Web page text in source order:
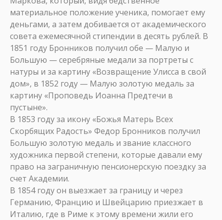
материальное положение ученика, помогает ему
деньгами, а затем добивается от академического
совета ежемесячной стипендии в десять рублей. В
1851 году Бронников получил обе — Малую и
Большую — серебряные медали за портреты с
натуры и за картину «Возвращение Улисса в свой
дом», в 1852 году — Малую золотую медаль за
картину «Проповедь Иоанна Предтечи в
пустыне».
В 1853 году за икону «Божья Матерь Всех
Скорбящих Радость» Федор Бронников получил
Большую золотую медаль и звание классного
художника первой степени, которые давали ему
право на заграничную пенсионерскую поездку за
счет Академии.
В 1854 году он выезжает за границу и через
Германию, Францию и Швейцарию приезжает в
Италию, где в Риме к этому времени жили его